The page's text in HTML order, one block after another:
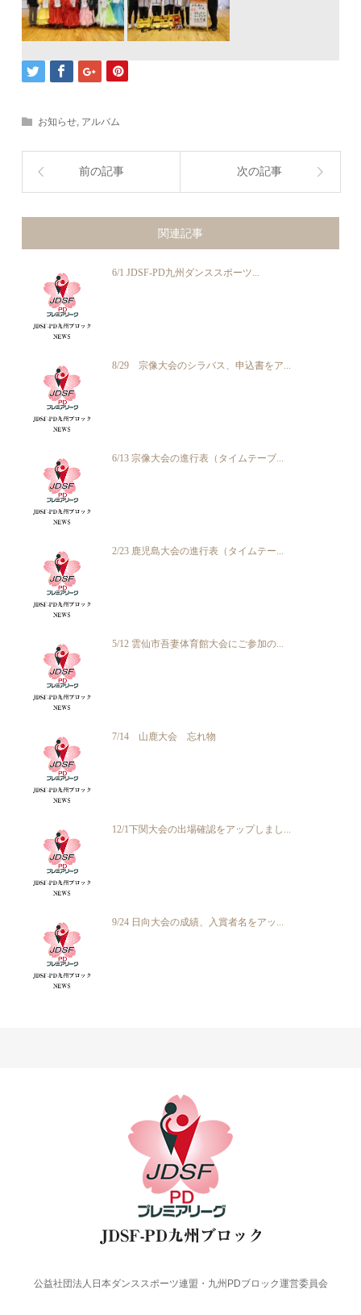
お知らせ アルバム
前の記事 次の記事
関連記事
6/1 JDSF-PD九州ダンススポーツ...
8/29 宗像大会のシラバス、申込書をア...
6/13 宗像大会の進行表（タイムテーブ...
2/23 鹿児島大会の進行表（タイムテー...
5/12 雲仙市吾妻体育館大会にご参加の...
7/14 山鹿大会 忘れ物
12/1下関大会の出場確認をアップしまし...
9/24 日向大会の成績、入賞者名をアッ...
公益社団法人日本ダンススポーツ連盟・九州PDブロック運営委員会